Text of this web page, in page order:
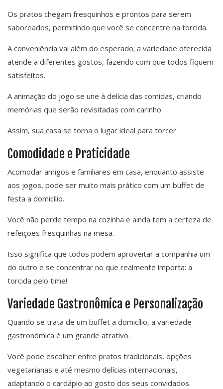
Os pratos chegam fresquinhos e prontos para serem
saboreados, permitindo que você se concentre na torcida.
A conveniência vai além do esperado; a variedade oferecida
atende a diferentes gostos, fazendo com que todos fiquem
satisfeitos.
A animação do jogo se une à delícia das comidas, criando
memórias que serão revisitadas com carinho.
Assim, sua casa se torna o lugar ideal para torcer.
Comodidade e Praticidade
Acomodar amigos e familiares em casa, enquanto assiste
aos jogos, pode ser muito mais prático com um buffet de
festa a domicílio.
Você não perde tempo na cozinha e ainda tem a certeza de
refeições fresquinhas na mesa.
Isso significa que todos podem aproveitar a companhia um
do outro e se concentrar no que realmente importa: a
torcida pelo time!
Variedade Gastronômica e Personalização
Quando se trata de um buffet a domicílio, a variedade
gastronômica é um grande atrativo.
Você pode escolher entre pratos tradicionais, opções
vegetarianas e até mesmo delícias internacionais,
adaptando o cardápio ao gosto dos seus convidados.